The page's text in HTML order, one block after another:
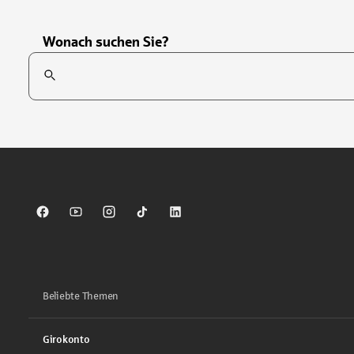
Wonach suchen Sie?
Suchfeld
Sparkasse auf Facebook
Sparkasse auf Youtube
Sparkasse auf Instagram
Sparkasse auf TikTok
Sparkasse auf LinkedIn
Beliebte Themen
Girokonto